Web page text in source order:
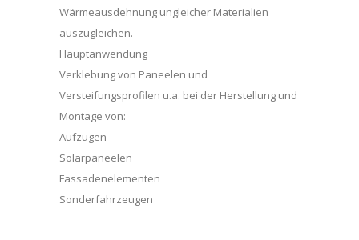
Wärmeausdehnung ungleicher Materialien
auszugleichen.
Hauptanwendung
Verklebung von Paneelen und
Versteifungsprofilen u.a. bei der Herstellung und
Montage von:
Aufzügen
Solarpaneelen
Fassadenelementen
Sonderfahrzeugen